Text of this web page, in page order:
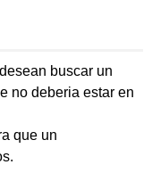
buscar un
no deberia estar en
que un